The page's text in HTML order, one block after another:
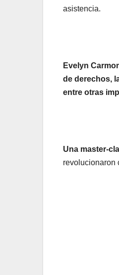
asistencia.
Evelyn
de derechos,
entre otras
Una master-
revolucionaron